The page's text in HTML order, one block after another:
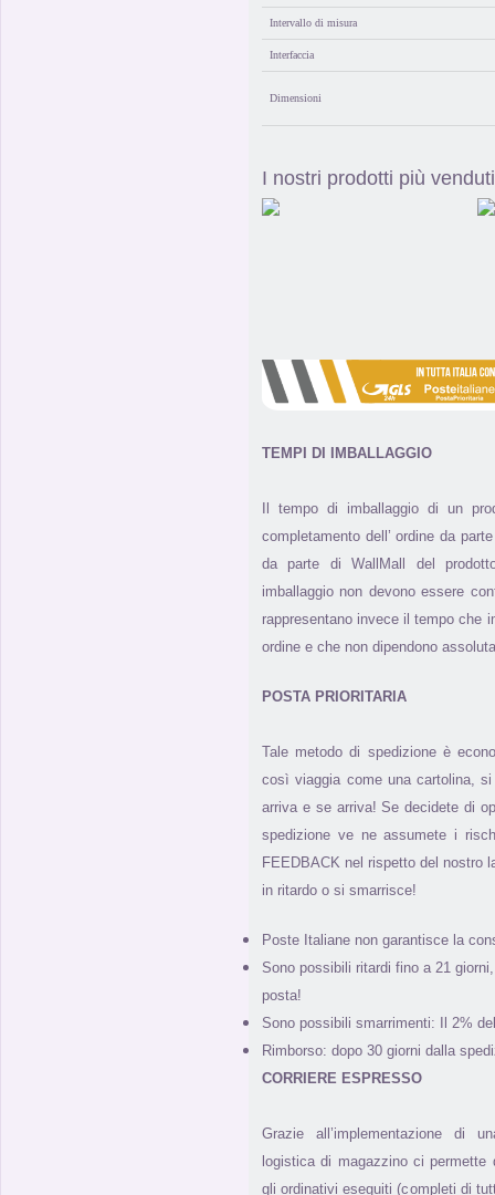
Intervallo di misura
Interfaccia
Dimensioni
I nostri prodotti più venduti
TEMPI DI IMBALLAGGIO
Il tempo di imballaggio di un
completamento dell’ ordine da
da parte di WallMall del
imballaggio non devono essere
rappresentano invece il tempo che
ordine e che non dipendono
POSTA PRIORITARIA
Tale metodo di spedizione è
così viaggia come una cartolina,
arriva e se arriva! Se decidete di
spedizione ve ne assumete i
FEEDBACK nel rispetto del nostro
in ritardo o si smarrisce!
Poste Italiane non garantisce la
Sono possibili ritardi fino a 21
posta!
Sono possibili smarrimenti: Il 2%
Rimborso: dopo 30 giorni dalla
CORRIERE ESPRESSO
Grazie all’implementazione di
logistica di magazzino ci
gli ordinativi eseguiti (completi di